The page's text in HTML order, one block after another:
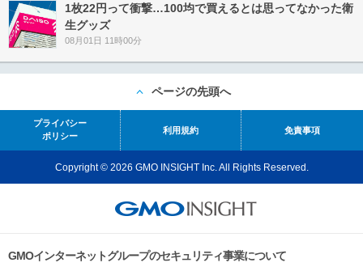
1枚22円って衝撃…100均で買えるとは思ってなかった衛
生グッズ
08月01日 11時00分
ページの先頭へ
プライバシー
ポリシー
利用規約 免責事項
Copyright © 2026 GMO INSIGHT Inc. All Rights Reserved.
GMOインターネットグループのセキュリティ事業について